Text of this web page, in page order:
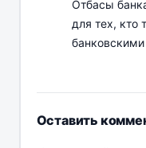
Отбасы
для тех, кто
Оставить